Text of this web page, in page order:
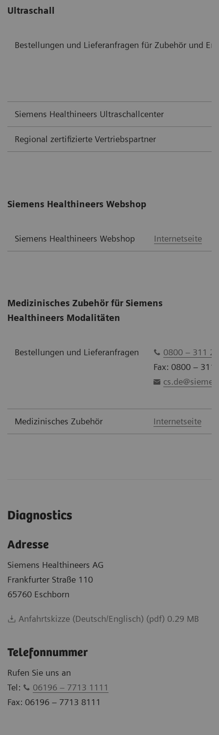
Ultraschall
Bestellungen und Lieferanfragen für Zubehör und
Siemens Healthineers Ultraschallcenter
Regional zertifizierte Vertriebspartner
Siemens Healthineers Webshop
Siemens Healthineers Webshop Internetseite
Medizinisches Zubehör für Siemens
Healthineers Modalitäten
Bestellungen und Lieferanfragen
0800 – 311
Fax: 0800 – 311
Medizinisches Zubehör Internetseite
Diagnostics
Adresse
Siemens Healthineers AG
Frankfurter Straße 110
65760 Eschborn
Anfahrtskizze (Deutsch/Englisch) (pdf) 0.29 MB
Telefonnummer
Rufen Sie uns an
Tel:
06196 – 7713 1111
Fax: 06196 – 7713 8111